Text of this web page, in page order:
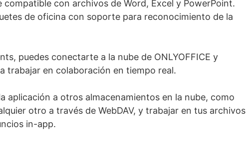
con archivos de Word, Excel y PowerPoint.
de oficina con soporte para reconocimiento de la
puedes conectarte a la nube de ONLYOFFICE y
trabajar en colaboración en tiempo real.
aplicación a otros almacenamientos en la nube, como
otro a través de WebDAV, y trabajar en tus archivos
in-app.